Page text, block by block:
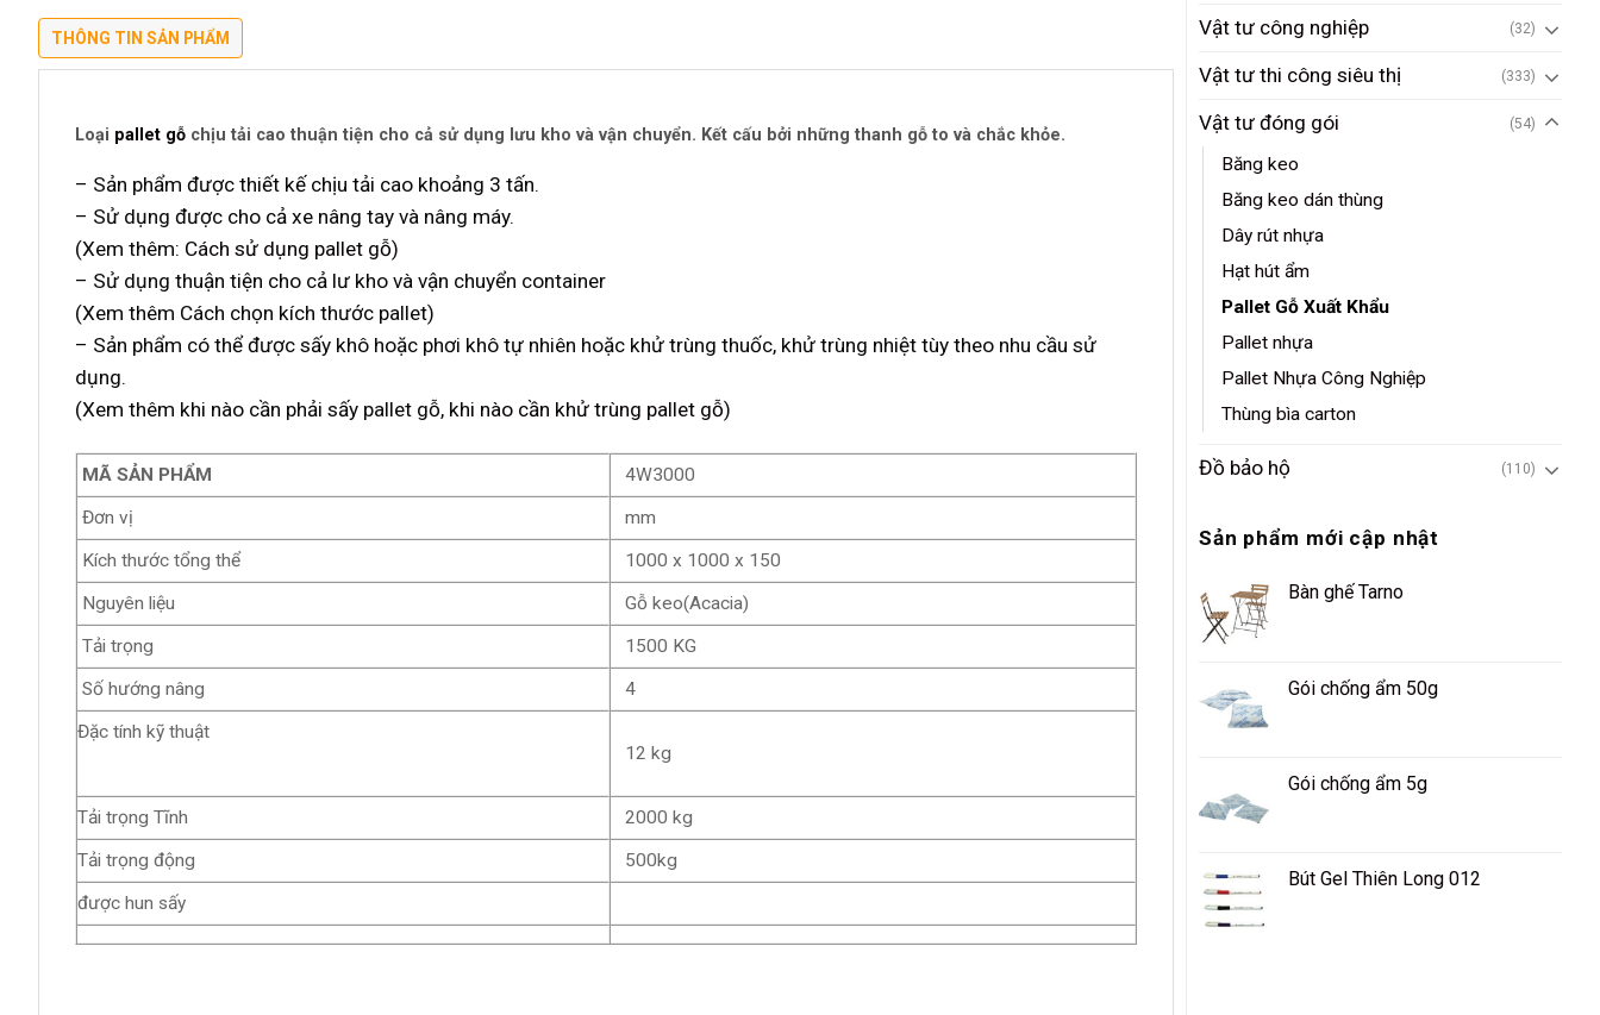
Vật tư công nghiệp (32)
Vật tư thi công siêu thị (333)
Vật tư đóng gói (54)
Băng keo
Băng keo dán thùng
Dây rút nhựa
Hạt hút ẩm
Pallet Gỗ Xuất Khẩu
Pallet nhựa
Pallet Nhựa Công Nghiệp
Thùng bìa carton
Đồ bảo hộ (110)
Sản phẩm mới cập nhật
Bàn ghế Tarno
Gói chống ẩm 50g
Gói chống ẩm 5g
Bút Gel Thiên Long 012
THÔNG TIN SẢN PHẨM
Loại pallet gỗ chịu tải cao thuận tiện cho cả sử dụng lưu kho và vận chuyển. Kết cấu bởi những thanh gỗ to và chắc khỏe.
– Sản phẩm được thiết kế chịu tải cao khoảng 3 tấn.
– Sử dụng được cho cả xe nâng tay và nâng máy.
(Xem thêm: Cách sử dụng pallet gỗ)
– Sử dụng thuận tiện cho cả lư kho và vận chuyển container
(Xem thêm Cách chọn kích thước pallet)
– Sản phẩm có thể được sấy khô hoặc phơi khô tự nhiên hoặc khử trùng thuốc, khử trùng nhiệt tùy theo nhu cầu sử
dụng.
(Xem thêm khi nào cần phải sấy pallet gỗ, khi nào cần khử trùng pallet gỗ)
MÃ SẢN PHẨM
4W3000
Đơn vị
mm
Kích thước tổng thể
1000 x 1000 x 150
Nguyên liệu
Gỗ keo(Acacia)
Tải trọng
1500 KG
Số hướng nâng
4
Đặc tính kỹ thuật
12 kg
Tải trọng Tĩnh
2000 kg
Tải trọng động
500kg
được hun sấy